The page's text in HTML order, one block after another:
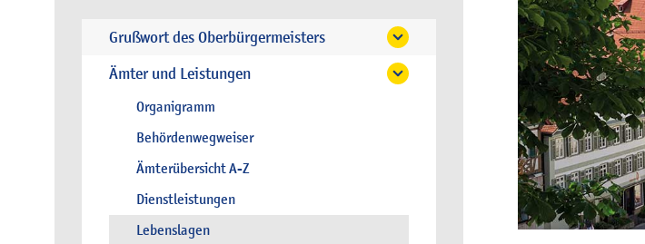
Grußwort des Oberbürgermeisters
Ämter und Leistungen
Organigramm
Behördenwegweiser
Ämterübersicht A-Z
Dienstleistungen
Lebenslagen